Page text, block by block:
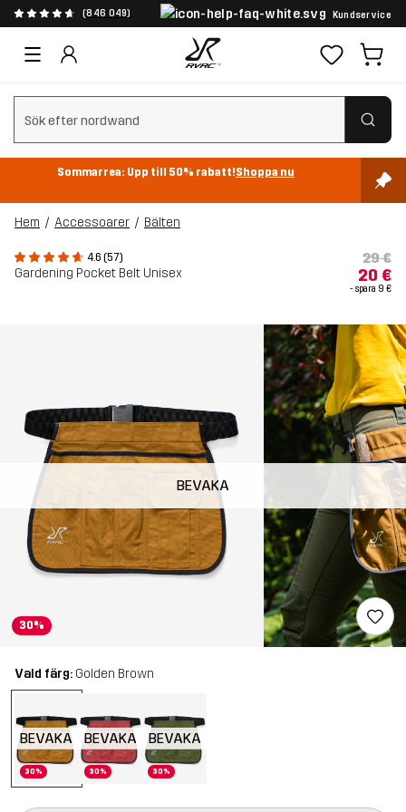
(846 049) Kundservice
Rensa sök
Sommarrea: Upp till 50% rabatt!Shoppa nu
Hem Accessoarer Bälten
4.6 (57)
Gardening Pocket Belt Unisex
29 €
20 €
- spara 9 €
BEVAKA
30%
Vald färg: Golden Brown
30%
BEVAKA
30%
BEVAKA
30%
BEVAKA